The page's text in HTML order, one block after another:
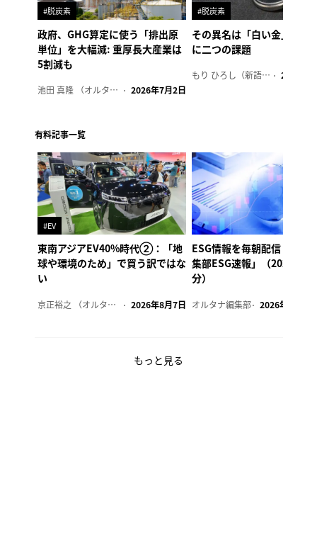
#脱炭素
政府、GHG算定に使う「排出原
単位」を大幅減: 重厚長大産業は
5割減も
池田 真隆 （オルタナ輪番編集長） 2026年7月2日
#脱炭素
その異名は「白い金」、リ
に二つの課題
もり ひろし（新語ウォッチャー） 2023年7
有料記事一覧
#EV
東南アジアEV40%時代②：「地
球や環境のため」で買う訳ではな
い
京正裕之 （オルタナ副編集長） 2026年8月7日
ESG情報を毎朝配信「オル
集部ESG速報」（2026年8
分）
オルタナ編集部 2026年8月7日
もっと見る